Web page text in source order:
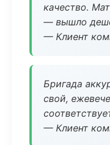
качество.
— вышло
— Клиент
Бригада
свой,
— Клиент